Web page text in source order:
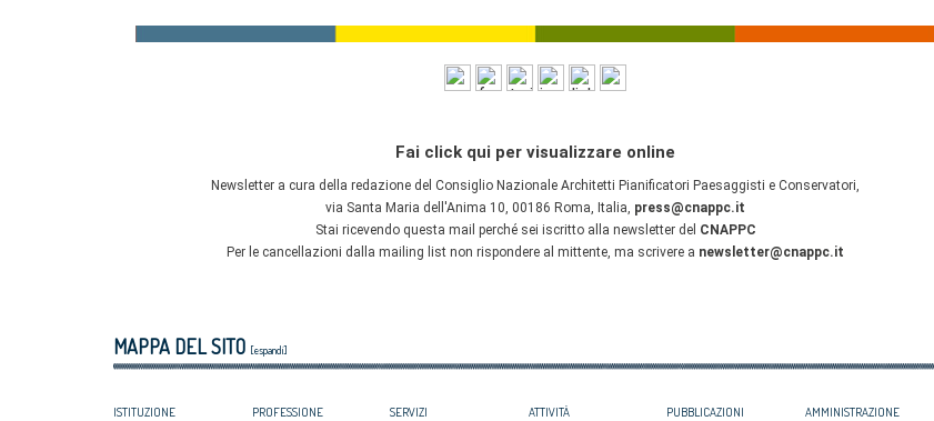
MAPPA DEL SITO [espandi]
ISTITUZIONE PROFESSIONE SERVIZI ATTIVITÀ PUBBLICAZIONI AMMINISTRAZIONE